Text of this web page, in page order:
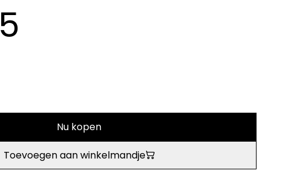
Nu kopen
Toevoegen aan winkelmandje